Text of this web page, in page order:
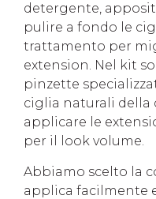
detergente,
pulire a fondo le
trattamento per
extension. Nel kit
pinzette
ciglia naturali della
applicare le
per il look volume.
Abbiamo scelto la
applica facilmente